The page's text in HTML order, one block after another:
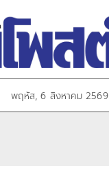
พฤหัส, 6 สิงหาคม 2569